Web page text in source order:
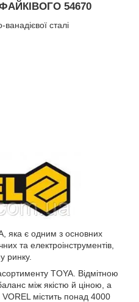
54670
сталі
яка є одним з основних
та електроінструментів,
ринку.
TOYA. Відмітною
між якістю й ціною, а
містить понад 4000